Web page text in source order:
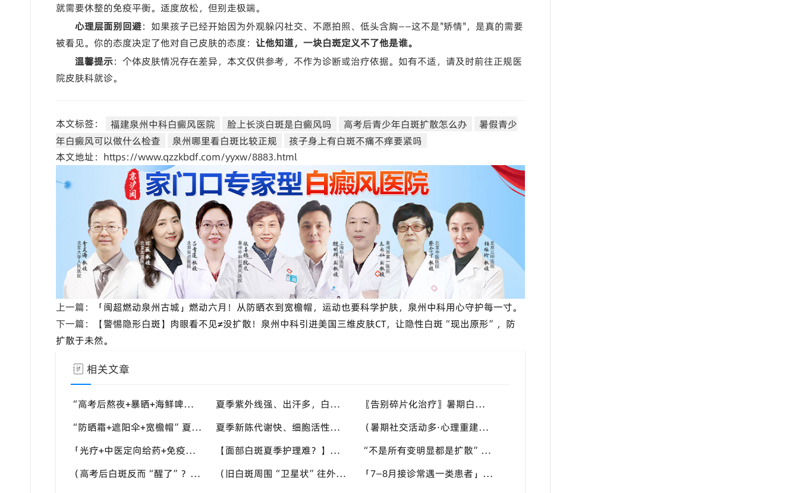
就需要休整的免疫平衡。适度放松，但别走极端。
心理层面别回避：如果孩子已经开始因为外观躲闪社交、不愿拍照、低头含胸——这不是"矫情"，是真的需要
被看见。你的态度决定了他对自己皮肤的态度： 让他知道，一块白斑定义不了他是谁。
温馨提示：个体皮肤情况存在差异，本文仅供参考，不作为诊断或治疗依据。如有不适，请及时前往正规医
院皮肤科就诊。
本文标签： 福建泉州中科白癜风医院 脸上长淡白斑是白癜风吗 高考后青少年白斑扩散怎么办
暑假青少
年白癜风可以做什么检查
泉州哪里看白斑比较正规
孩子身上有白斑不痛不痒要紧吗
本文地址：https://www.qzzkbdf.com/yyxw/8883.html
上一篇：
「闽超燃动泉州古城」燃动六月！从防晒衣到宽檐帽，运动也要科学护肤，泉州中科用心守护每一寸。
下一篇：
【警惕隐形白斑】肉眼看不见≠没扩散！泉州中科引进美国三维皮肤CT，让隐性白斑“现出原形”，防
扩散于未然。
相关文章
“高考后熬夜+暴晒+海鲜啤酒”白斑三重雷区——泉州中科张喜艳医生：暑假这两个月管好了，九月入学才安心 夏季紫外线强、出汗多，白斑容易“长大”——泉州中科：进展期先控斑、稳定期再促复色
〖告别碎片化治疗〗暑期白癜风连续康复的妙招：泉州中科倡导“封育养息”体系
“防晒霜+遮阳伞+宽檐帽”夏季防护三件套——泉州中科：白斑区优先选物理防晒，温和不致敏
夏季新陈代谢快、细胞活性强——泉州中科：抓住白斑干预“加速窗口”，别让复色机会溜走
（暑期社交活动多·心理重建窗口好）泉州中科：治疗4到6周出现色素岛，孩子的自信先回来
「光疗+中医定向给药+免疫调节」三联搭——泉州中科：三伏期间把中医外治比重往上提
【面部白斑夏季护理难？】泉州中科：美国308激光+个性化方案，精准靶向不复色“盲区”
“不是所有变明显都是扩散”——泉州中科教你区分“假变化”与真进展
（高考后白斑反而“醒了”？）泉州中科：压力卸载后免疫波动正常，及时干预别慌
（旧白斑周围“卫星状”往外冒）泉州中科：别把叠加扩散当成普通皮肤病拖下去 「7—8月接诊常遇一类患者」泉州中科：湿疹旁边“串”出好几块新白，一查已是进展期泛发倾向